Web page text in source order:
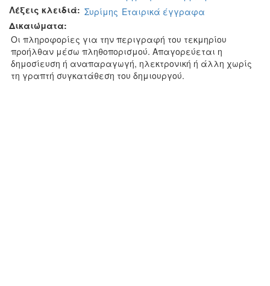
Λέξεις κλειδιά: Συρίμης Εταιρικά έγγραφα
Δικαιώματα:
Οι πληροφορίες για την περιγραφή του τεκμηρίου
προήλθαν μέσω πληθοπορισμού. Απαγορεύεται η
δημοσίευση ή αναπαραγωγή, ηλεκτρονική ή άλλη χωρίς
τη γραπτή συγκατάθεση του δημιουργού.